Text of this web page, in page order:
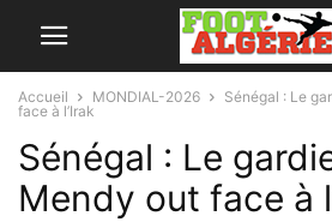
Accueil MONDIAL-2026
Sénégal : Le
face à l’Irak
Sénégal : Le
Mendy out face à